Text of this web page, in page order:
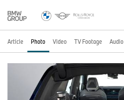
Article Photo Video TV Footage Audio